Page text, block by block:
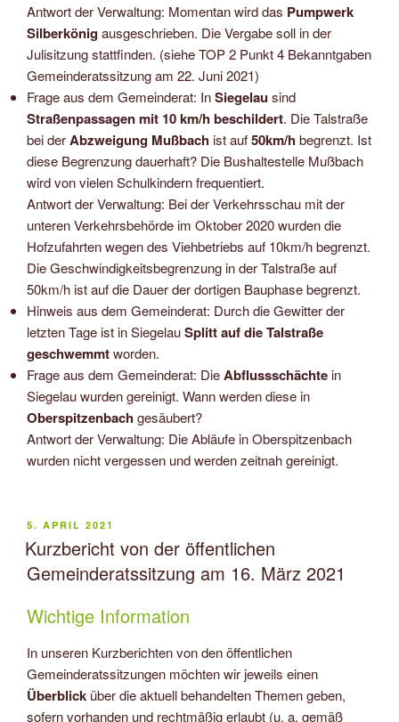
Antwort der Verwaltung: Momentan wird das Pumpwerk
Silberkönigausgeschrieben. Die Vergabe soll in der
Julisitzung stattfinden. (siehe TOP 2 Punkt 4 Bekanntgaben
Gemeinderatssitzung am 22. Juni 2021)
Frage aus dem Gemeinderat: InSiegelausind
Straßenpassagen mit 10 km/h beschildert. Die Talstraße
bei derAbzweigung Mußbachist auf50km/hbegrenzt. Ist
diese Begrenzung dauerhaft? Die Bushaltestelle Mußbach
wird von vielen Schulkindern frequentiert.
Antwort der Verwaltung: Bei der Verkehrsschau mit der
unteren Verkehrsbehörde im Oktober 2020 wurden die
Hofzufahrten wegen des Viehbetriebs auf 10km/h begrenzt.
Die Geschwindigkeitsbegrenzung in der Talstraße auf
50km/h ist auf die Dauer der dortigen Bauphase begrenzt.
Hinweis aus dem Gemeinderat: Durch die Gewitter der
letzten Tage ist in SiegelauSplitt auf die Talstraße
geschwemmtworden.
Frage aus dem Gemeinderat: DieAbflussschächtein
Siegelau wurden gereinigt. Wann werden diese in
Oberspitzenbachgesäubert?
Antwort der Verwaltung: Die Abläufe in Oberspitzenbach
wurden nicht vergessen und werden zeitnah gereinigt.
VERÖFFENTLICHT
AM
5. APRIL 2021
Kurzbericht von der öffentlichen
Gemeinderatssitzung am 16. März 2021
Wichtige Information
In unseren Kurzberichten von den öffentlichen
Gemeinderatssitzungen möchten wir jeweils einen
Überblick über die aktuell behandelten Themen geben,
sofern vorhanden und rechtmäßig erlaubt (u. a. gemäß